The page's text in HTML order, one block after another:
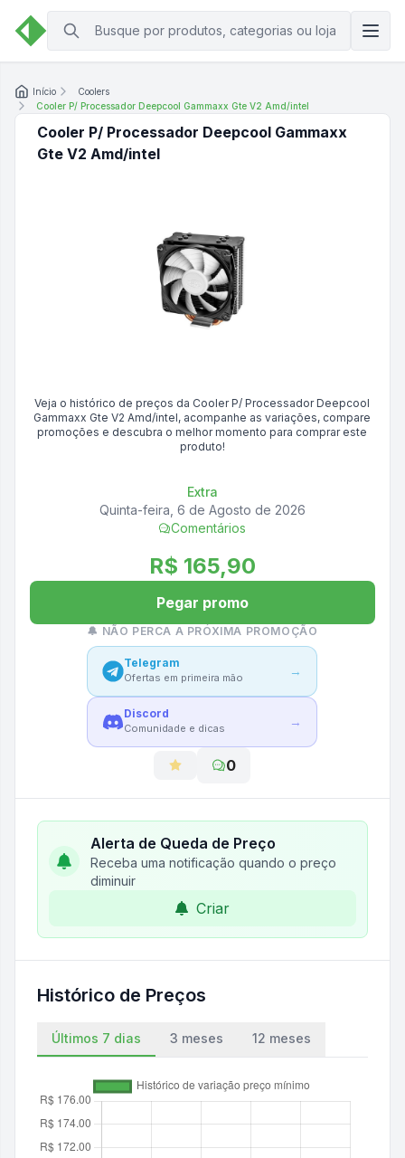
Início
Coolers
Cooler P/ Processador Deepcool Gammaxx Gte V2 Amd/intel
Cooler P/ Processador Deepcool Gammaxx
Gte V2 Amd/intel
Veja o histórico de preços da Cooler P/ Processador Deepcool
Gammaxx Gte V2 Amd/intel, acompanhe as variações, compare
promoções e descubra o melhor momento para comprar este
produto!
Extra
Quinta-feira, 6 de Agosto de 2026
Comentários
R$ 165,90
Pegar promo
🔔 NÃO PERCA A PRÓXIMA PROMOÇÃO
Telegram
Ofertas em primeira mão →
Discord
Comunidade e dicas →
0
Alerta de Queda de Preço
Receba uma notificação quando o preço
diminuir
Criar
Histórico de Preços
Últimos 7 dias 3 meses 12 meses